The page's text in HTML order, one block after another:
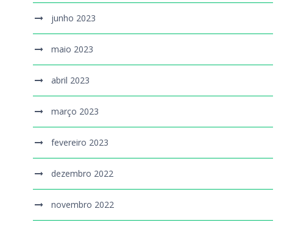
junho 2023
maio 2023
abril 2023
março 2023
fevereiro 2023
dezembro 2022
novembro 2022